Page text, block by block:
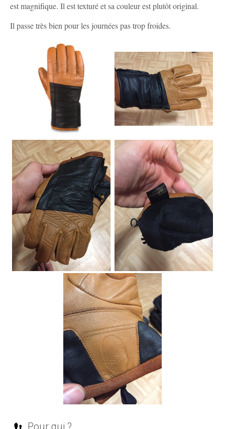
est magnifique. Il est texturé et sa couleur est plutôt original.
Il passe très bien pour les journées pas trop froides.